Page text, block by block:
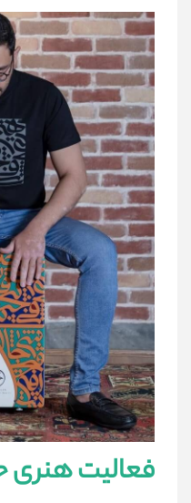
فعالیت ھنری